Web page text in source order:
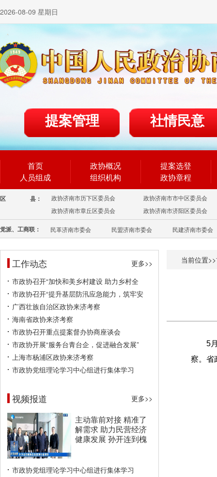
2026-08-09 星期日
提案管理 社情民意
首页
人员组成
政协概况
组织机构
提案选登
政协章程
区 县： 政协济南市历下区委员会
政协济南市市中区委员会
政协济南市章丘区委员会
政协济南市济阳区委员会
党派、工商联： 民革济南市委会 民盟济南市委会 民建济南市委会
工作动态
更多>>
市政协召开“加快和美乡村建设 助力乡村全
市政协召开“提升基层防汛应急能力，筑牢安
广西壮族自治区政协来济考察
海南省政协来济考察
市政协召开重点提案督办协商座谈会
市政协开展“服务台青台企，促进融合发展”
上海市杨浦区政协来济考察
市政协党组理论学习中心组进行集体学习
视频报道 更多>>
主动靠前对接 精准了
解需求 助力民营经济
健康发展 孙开连到槐
市政协党组理论学习中心组进行集体学习
当前位置>>
5
察。省